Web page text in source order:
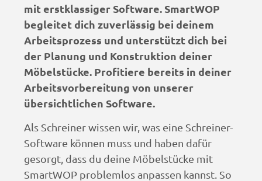
mit erstklassiger Software. SmartWOP
begleitet dich zuverlässig bei deinem
Arbeitsprozess und unterstützt dich bei
der Planung und Konstruktion deiner
Möbelstücke. Profitiere bereits in deiner
Arbeitsvorbereitung von unserer
übersichtlichen Software.
Als Schreiner wissen wir, was eine Schreiner-
Software können muss und haben dafür
gesorgt, dass du deine Möbelstücke mit
SmartWOP problemlos anpassen kannst. So